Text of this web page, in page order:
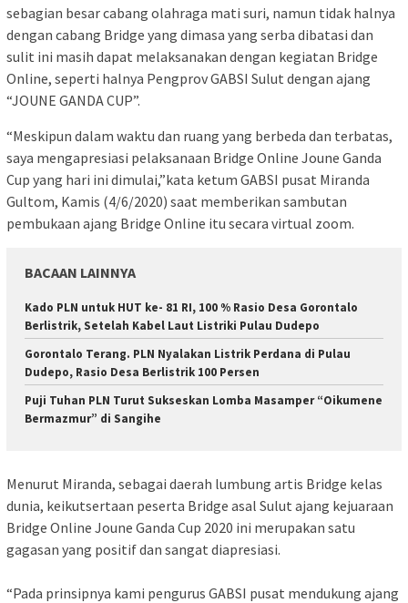
sebagian besar cabang olahraga mati suri, namun tidak halnya
dengan cabang Bridge yang dimasa yang serba dibatasi dan
sulit ini masih dapat melaksanakan dengan kegiatan Bridge
Online, seperti halnya Pengprov GABSI Sulut dengan ajang
“JOUNE GANDA CUP”.
“Meskipun dalam waktu dan ruang yang berbeda dan terbatas,
saya mengapresiasi pelaksanaan Bridge Online Joune Ganda
Cup yang hari ini dimulai,”kata ketum GABSI pusat Miranda
Gultom, Kamis (4/6/2020) saat memberikan sambutan
pembukaan ajang Bridge Online itu secara virtual zoom.
BACAAN LAINNYA
Kado PLN untuk HUT ke- 81 RI, 100 % Rasio Desa Gorontalo
Berlistrik, Setelah Kabel Laut Listriki Pulau Dudepo
Gorontalo Terang. PLN Nyalakan Listrik Perdana di Pulau
Dudepo, Rasio Desa Berlistrik 100 Persen
Puji Tuhan PLN Turut Sukseskan Lomba Masamper “Oikumene
Bermazmur” di Sangihe
Menurut Miranda, sebagai daerah lumbung artis Bridge kelas
dunia, keikutsertaan peserta Bridge asal Sulut ajang kejuaraan
Bridge Online Joune Ganda Cup 2020 ini merupakan satu
gagasan yang positif dan sangat diapresiasi.
“Pada prinsipnya kami pengurus GABSI pusat mendukung ajang